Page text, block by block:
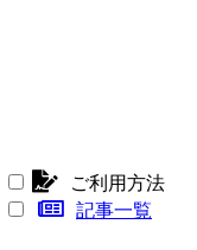
ご利用方法
記事一覧